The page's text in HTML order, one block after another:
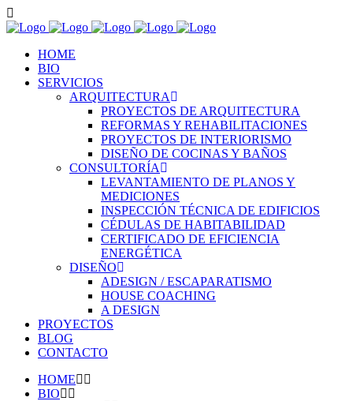
HOME
BIO
SERVICIOS
ARQUITECTURA
PROYECTOS DE ARQUITECTURA
REFORMAS Y REHABILITACIONES
PROYECTOS DE INTERIORISMO
DISEÑO DE COCINAS Y BAÑOS
CONSULTORÍA
LEVANTAMIENTO DE PLANOS Y
MEDICIONES
INSPECCIÓN TÉCNICA DE EDIFICIOS
CÉDULAS DE HABITABILIDAD
CERTIFICADO DE EFICIENCIA
ENERGÉTICA
DISEÑO
ADESIGN / ESCAPARATISMO
HOUSE COACHING
A DESIGN
PROYECTOS
BLOG
CONTACTO
HOME
BIO